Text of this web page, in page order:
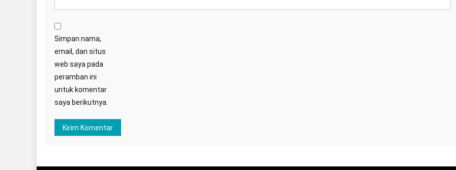
Simpan nama,
email, dan situs
web saya pada
peramban ini
untuk komentar
saya berikutnya.